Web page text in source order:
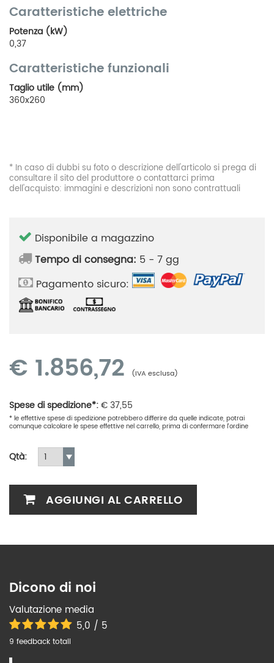
Caratteristiche elettriche
Potenza (kW)
0,37
Caratteristiche funzionali
Taglio utile (mm)
360x260
* In caso di dubbi su foto o descrizione dell'articolo si prega di
consultare il sito del produttore o contattarci prima
dell'acquisto: immagini e descrizioni non sono contrattuali
Disponibile a magazzino
Tempo di consegna: 5 - 7 gg
Pagamento sicuro:
€ 1.856,72 (IVA esclusa)
Spese di spedizione*:€37,55
* le effettive spese di spedizione potrebbero differire da quelle indicate, potrai
comunque calcolare le spese effettive nel carrello, prima di confermare l'ordine
Qtà:
AGGIUNGI AL CARRELLO
Dicono di noi
Valutazione media
5,0 / 5
9 feedback totali